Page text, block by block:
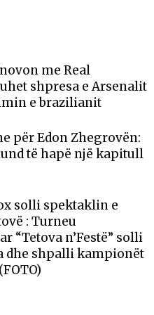
me Real
shpresa e Arsenalit
e brazilianit
për Edon Zhegrovën:
të hapë një kapitull
solli spektaklin e
: Turneu
“Tetova n’Festë” solli
dhe shpalli kampionët